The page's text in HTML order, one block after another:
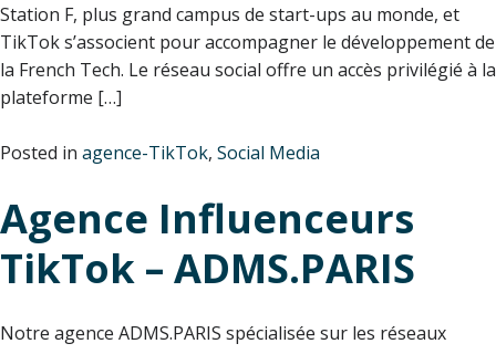
Station F, plus grand campus de start-ups au monde, et
TikTok s’associent pour accompagner le développement de
la French Tech. Le réseau social offre un accès privilégié à la
plateforme […]
Posted in agence-TikTok, Social Media
Agence Influenceurs
TikTok – ADMS.PARIS
Notre agence ADMS.PARIS spécialisée sur les réseaux